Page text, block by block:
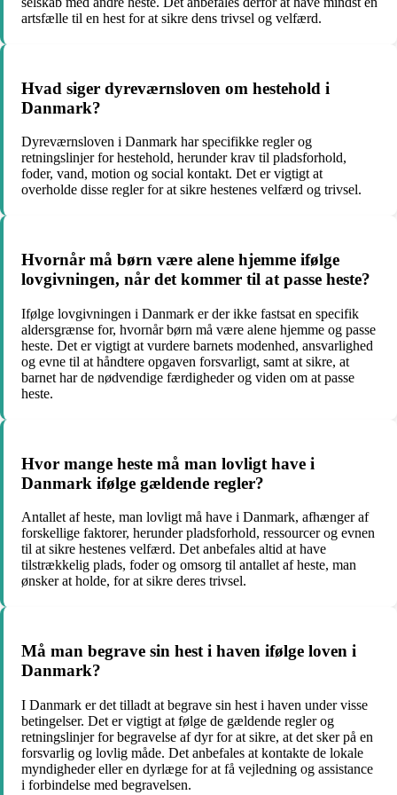
artsfælle til en hest for at sikre dens trivsel og velfærd.
Hvad siger dyreværnsloven om hestehold i
Danmark?
Dyreværnsloven i Danmark har specifikke regler og
retningslinjer for hestehold, herunder krav til pladsforhold,
foder, vand, motion og social kontakt. Det er vigtigt at
overholde disse regler for at sikre hestenes velfærd og trivsel.
Hvornår må børn være alene hjemme ifølge
lovgivningen, når det kommer til at passe heste?
Ifølge lovgivningen i Danmark er der ikke fastsat en specifik
aldersgrænse for, hvornår børn må være alene hjemme og passe
heste. Det er vigtigt at vurdere barnets modenhed, ansvarlighed
og evne til at håndtere opgaven forsvarligt, samt at sikre, at
barnet har de nødvendige færdigheder og viden om at passe
heste.
Hvor mange heste må man lovligt have i
Danmark ifølge gældende regler?
Antallet af heste, man lovligt må have i Danmark, afhænger af
forskellige faktorer, herunder pladsforhold, ressourcer og evnen
til at sikre hestenes velfærd. Det anbefales altid at have
tilstrækkelig plads, foder og omsorg til antallet af heste, man
ønsker at holde, for at sikre deres trivsel.
Må man begrave sin hest i haven ifølge loven i
Danmark?
I Danmark er det tilladt at begrave sin hest i haven under visse
betingelser. Det er vigtigt at følge de gældende regler og
retningslinjer for begravelse af dyr for at sikre, at det sker på en
forsvarlig og lovlig måde. Det anbefales at kontakte de lokale
myndigheder eller en dyrlæge for at få vejledning og assistance
i forbindelse med begravelsen.